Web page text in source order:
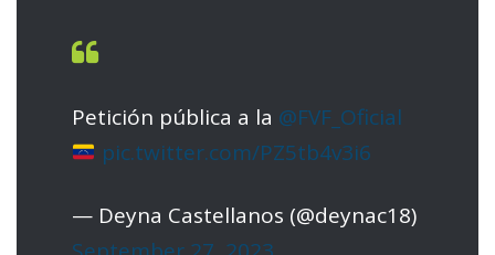
Petición pública a la @FVF_Oficial
pic.twitter.com/PZ5tb4v3i6
— Deyna Castellanos (@deynac18)